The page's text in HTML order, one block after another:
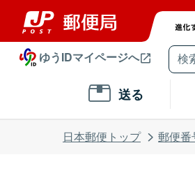
ゆうIDマイページへ
送る
日本郵便トップ 郵便番